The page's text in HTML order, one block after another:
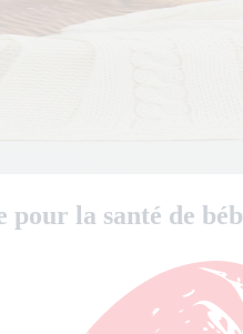
pour la santé de